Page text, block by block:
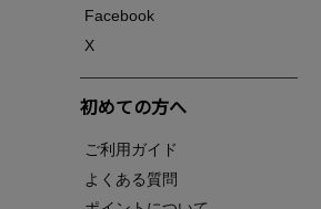
Facebook
X
初めての方へ
ご利用ガイド
よくある質問